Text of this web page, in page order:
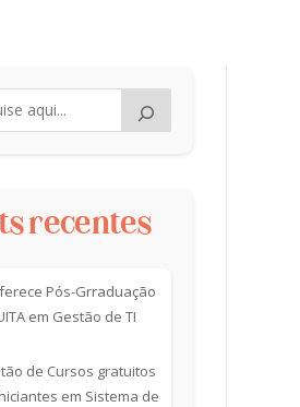
recentes
Pós-Grraduação
em Gestão de TI
de Cursos gratuitos
em Sistema de